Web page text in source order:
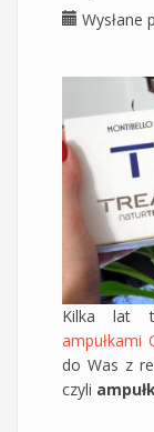
Wysłane
Kilka lat
ampułkami
do Was z
czyli